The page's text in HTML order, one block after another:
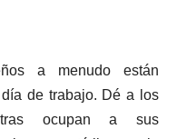
a menudo están
de trabajo. Dé a los
ocupan a sus